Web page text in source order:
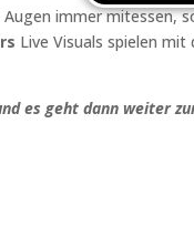
immer mitessen,
Live Visuals spielen
es geht dann weiter